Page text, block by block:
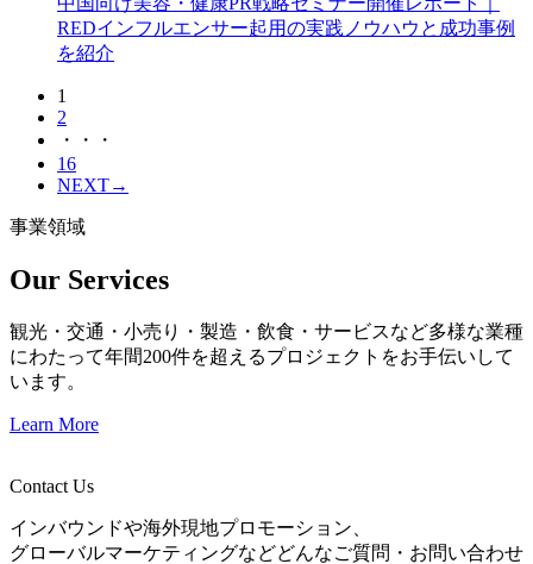
REDインフルエンサー起用の実践ノウハウと成功事例
を紹介
1
2
・・・
16
NEXT→
事業領域
Our Services
観光・交通・小売り・製造・飲食・サービスなど多様な業種
にわたって年間200件を超えるプロジェクトをお手伝いして
います。
Learn More
Contact Us
インバウンドや海外現地プロモーション、
グローバルマーケティングなどどんなご質問・お問い合わせ